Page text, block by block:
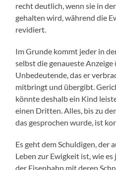
recht deutlich, wenn sie in
gehalten wird, während die
revidiert.
Im Grunde kommt jeder in
selbst die genaueste
Unbedeutende, das er
mitbringt und übergibt.
könnte deshalb ein Kind
einen Dritten. Alles, bis zu
das gesprochen wurde, ist
Es geht dem Schuldigen, der
Leben zur Ewigkeit ist, wie
der Eisenbahn mit deren